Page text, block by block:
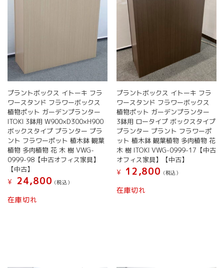
プラントボックス イトーキ フラ
ワースタンド フラワーボックス
植物ポット ガーデンプランター
ITOKI 3鉢用 W900×D300×H900
ボックスタイプ プランター プラ
ント フラワーポット 植木鉢 観葉
植物 多肉植物 花 木 樹 VWG-
0999-98【中古オフィス家具】
【中古】
¥
24,800 (税込）
在庫切れ
プラントボックス イトーキ フラ
ワースタンド フラワーボックス
植物ポット ガーデンプランター
3鉢用 ロータイプ ボックスタイプ
プランター プラント フラワーポ
ット 植木鉢 観葉植物 多肉植物 花
木 樹 ITOKI VWG-0999-17【中古
オフィス家具】【中古】
¥
12,800 (税込）
在庫切れ